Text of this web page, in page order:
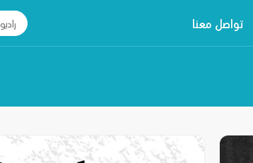
تواصل معنا راديو